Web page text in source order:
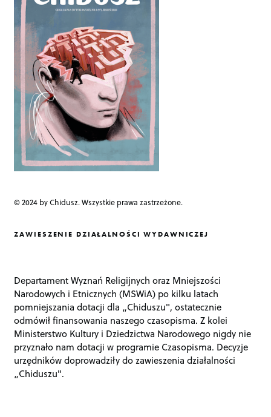
a
t
i
o
n
© 2024 by Chidusz. Wszystkie prawa zastrzeżone.
ZAWIESZENIE DZIAŁALNOŚCI WYDAWNICZEJ
Departament Wyznań Religijnych oraz Mniejszości
Narodowych i Etnicznych (MSWiA) po kilku latach
pomniejszania dotacji dla „Chiduszu", ostatecznie
odmówił finansowania naszego czasopisma. Z kolei
Ministerstwo Kultury i Dziedzictwa Narodowego nigdy nie
przyznało nam dotacji w programie Czasopisma. Decyzje
urzędników doprowadziły do zawieszenia działalności
„Chiduszu".